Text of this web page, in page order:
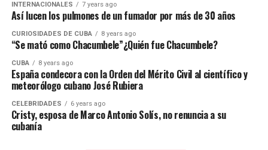
INTERNACIONALES 7 years ago
Así lucen los pulmones de un fumador por más de 30 años
CURIOSIDADES DE CUBA 8 years ago
“Se mató como Chacumbele”¿Quién fue Chacumbele?
CUBA 8 years ago
España condecora con la Orden del Mérito Civil al científico y
meteorólogo cubano José Rubiera
CELEBRIDADES 6 years ago
Cristy, esposa de Marco Antonio Solís, no renuncia a su
cubanía